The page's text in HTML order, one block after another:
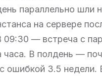
параллельно шли
на сервере
09:30 — встреча с
часа. В полдень —
ошибкой 3.5